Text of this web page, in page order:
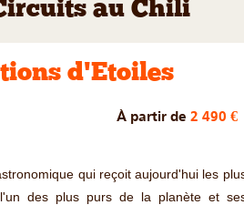
au Chili
d'Etoiles
À partir de 2 490 €
qui reçoit aujourd'hui les
des plus purs de la planète et